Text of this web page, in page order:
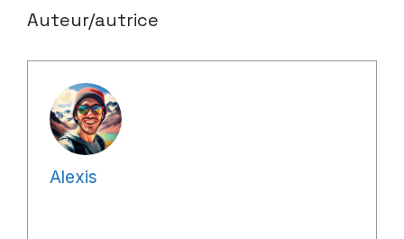
Auteur/autrice
Alexis